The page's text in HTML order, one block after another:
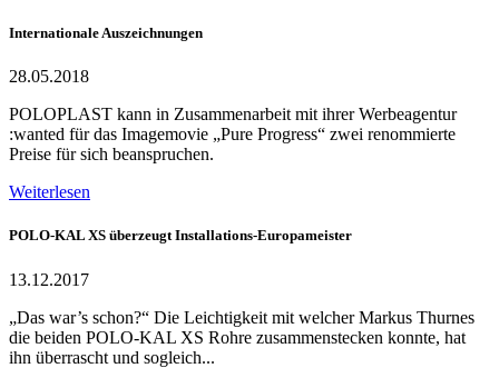
Internationale Auszeichnungen
28.05.2018
POLOPLAST kann in Zusammenarbeit mit ihrer Werbeagentur
:wanted für das Imagemovie „Pure Progress“ zwei renommierte
Preise für sich beanspruchen.
Weiterlesen
POLO-KAL XS überzeugt Installations-Europameister
13.12.2017
„Das war’s schon?“ Die Leichtigkeit mit welcher Markus Thurnes
die beiden POLO-KAL XS Rohre zusammenstecken konnte, hat
ihn überrascht und sogleich...